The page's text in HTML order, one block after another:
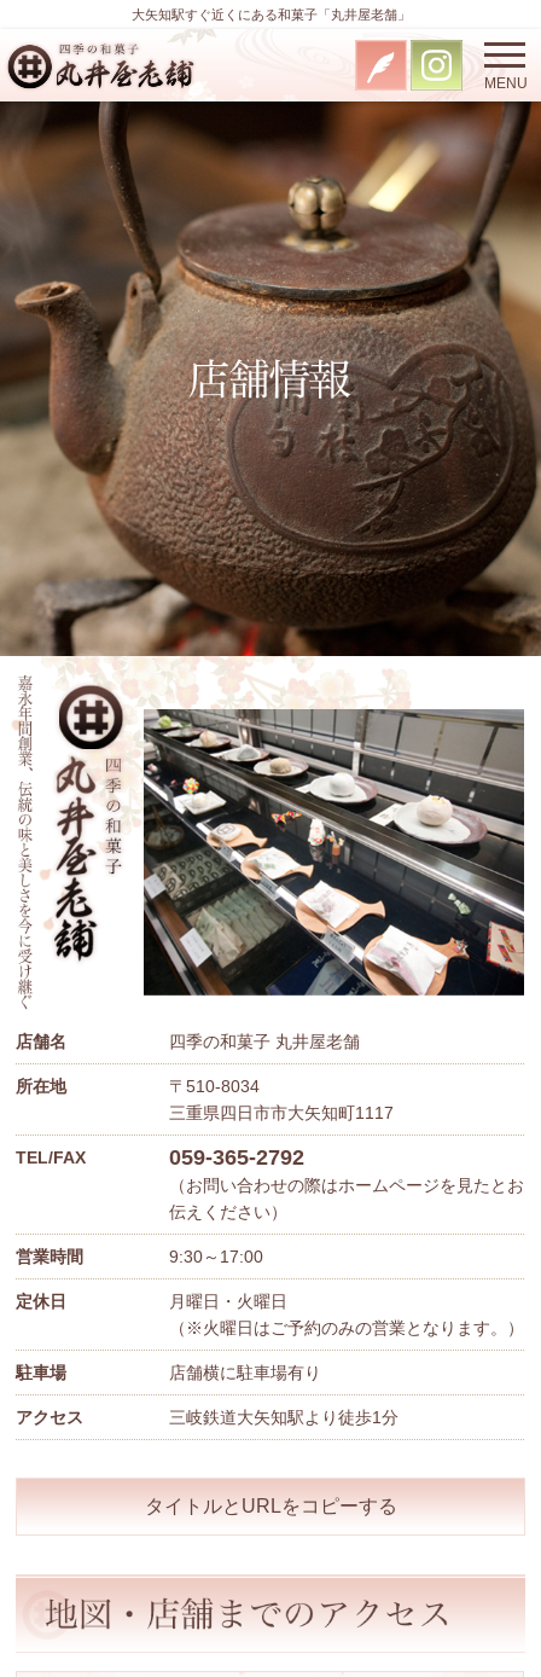
大矢知駅すぐ近くにある和菓子「丸井屋老舗」
MENU
店舗名 四季の和菓子 丸井屋老舗
所在地
〒510-8034
三重県四日市市大矢知町1117
TEL/FAX 059-365-2792
（お問い合わせの際はホームページを見たとお
伝えください）
営業時間 9:30～17:00
定休日
月曜日・火曜日
（※火曜日はご予約のみの営業となります。）
駐車場 店舗横に駐車場有り
アクセス 三岐鉄道大矢知駅より徒歩1分
タイトルとURLをコピーする